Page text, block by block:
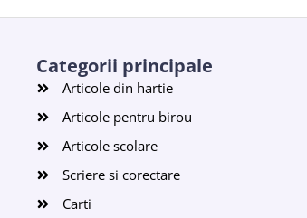
Categorii principale
Articole din hartie
Articole pentru birou
Articole scolare
Scriere si corectare
Carti